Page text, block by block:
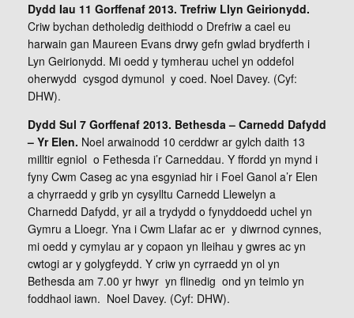
Dydd Iau 11 Gorffenaf 2013. Trefriw Llyn Geirionydd.
Criw bychan detholedig deithiodd o Drefriw a cael eu
harwain gan Maureen Evans drwy gefn gwlad brydferth i
Lyn Geirionydd. Mi oedd y tymherau uchel yn oddefol
oherwydd cysgod dymunol y coed. Noel Davey. (Cyf:
DHW).
Dydd Sul 7 Gorffenaf 2013. Bethesda – Carnedd Dafydd
– Yr Elen. Noel arwainodd 10 cerddwr ar gylch daith 13
milltir egniol o Fethesda i’r Carneddau. Y ffordd yn mynd i
fyny Cwm Caseg ac yna esgyniad hir i Foel Ganol a’r Elen
a chyrraedd y grib yn cysylltu Carnedd Llewelyn a
Charnedd Dafydd, yr ail a trydydd o fynyddoedd uchel yn
Gymru a Lloegr. Yna i Cwm Llafar ac er y diwrnod cynnes,
mi oedd y cymylau ar y copaon yn lleihau y gwres ac yn
cwtogi ar y golygfeydd. Y criw yn cyrraedd yn ol yn
Bethesda am 7.00 yr hwyr yn flinedig ond yn teimlo yn
foddhaol iawn. Noel Davey. (Cyf: DHW).